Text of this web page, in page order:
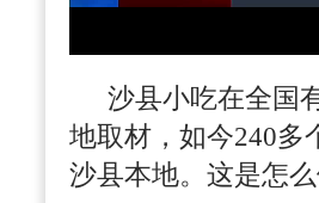
沙县小吃在全国
地取材，如今240多
沙县本地。这是怎